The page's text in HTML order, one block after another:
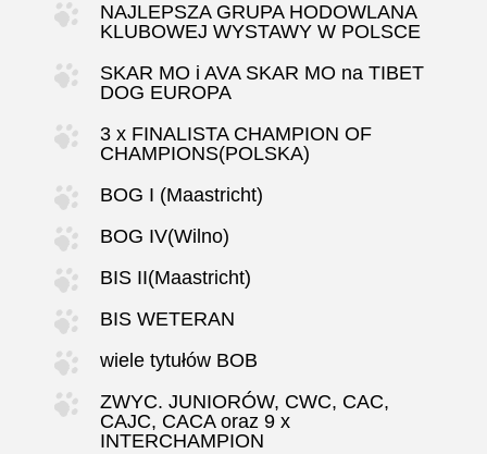
NAJLEPSZA GRUPA HODOWLANA
KLUBOWEJ WYSTAWY W POLSCE
SKAR MO i AVA SKAR MO na TIBET
DOG EUROPA
3 x FINALISTA CHAMPION OF
CHAMPIONS(POLSKA)
BOG I (Maastricht)
BOG IV(Wilno)
BIS II(Maastricht)
BIS WETERAN
wiele tytułów BOB
ZWYC. JUNIORÓW, CWC, CAC,
CAJC, CACA oraz 9 x
INTERCHAMPION